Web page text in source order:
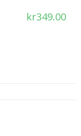
kr349.00